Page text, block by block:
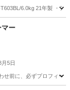
6.0kg 21年製 ・
マー
月5日
前に、必ずプロフィー